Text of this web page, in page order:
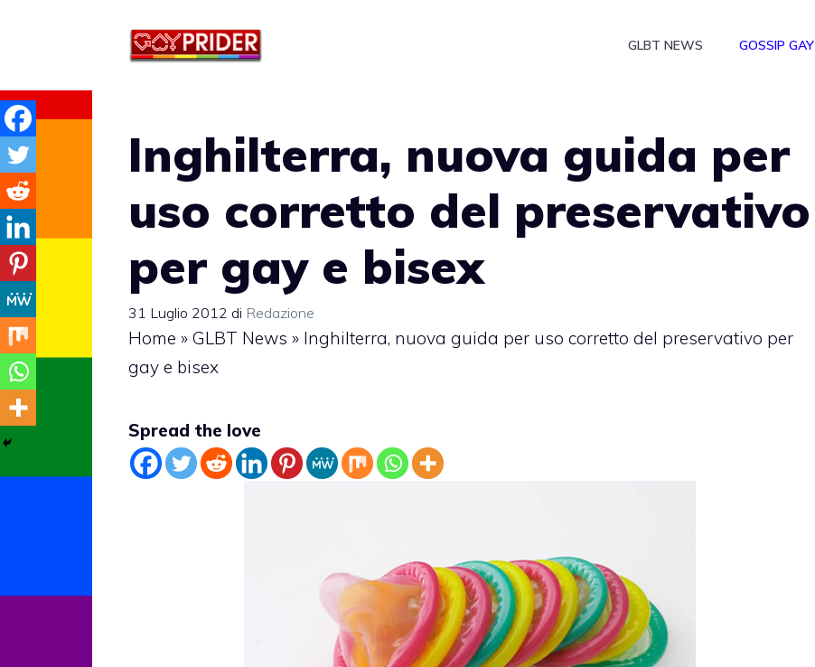
GLBT NEWS GOSSIP GAY
Inghilterra, nuova guida per
uso corretto del preservativo
per gay e bisex
31 Luglio 2012 di Redazione
Home » GLBT News » Inghilterra, nuova guida per uso corretto del preservativo per
gay e bisex
Spread the love